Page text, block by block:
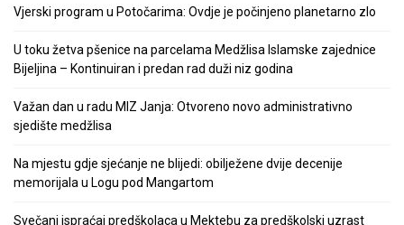
Vjerski program u Potočarima: Ovdje je počinjeno planetarno zlo
U toku žetva pšenice na parcelama Medžlisa Islamske zajednice
Bijeljina – Kontinuiran i predan rad duži niz godina
Važan dan u radu MIZ Janja: Otvoreno novo administrativno
sjedište medžlisa
Na mjestu gdje sjećanje ne blijedi: obilježene dvije decenije
memorijala u Logu pod Mangartom
Svečani ispraćaj predškolaca u Mektebu za predškolski uzrast